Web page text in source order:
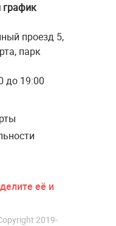
график
проезд 5,
парк
до 19:00
её и
2019-